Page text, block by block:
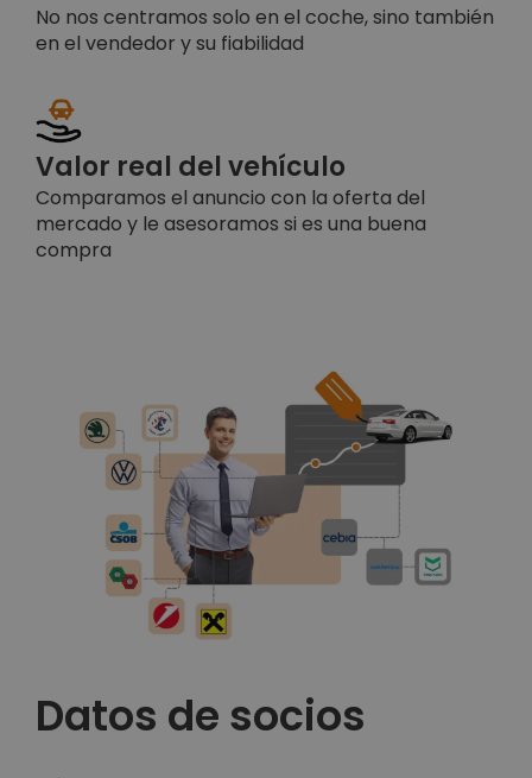
No nos centramos solo en el coche, sino también
en el vendedor y su fiabilidad
Valor real del vehículo
Comparamos el anuncio con la oferta del
mercado y le asesoramos si es una buena
compra
Datos de socios